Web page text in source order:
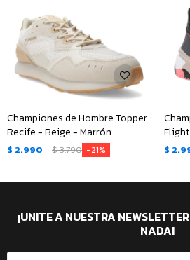
Championes de Hombre Topper
Recife - Beige - Marrón
$ 2.990 $3.790 21
Coral
$
¡UNITE A NUESTRA
NADA!